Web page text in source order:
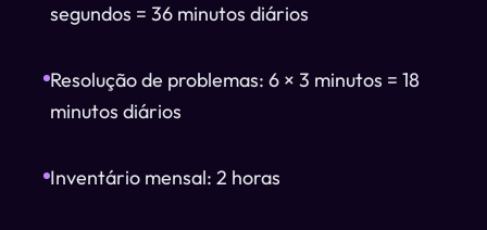
segundos = 36 minutos diários
Resolução de problemas: 6 × 3 minutos = 18
minutos diários
Inventário mensal: 2 horas